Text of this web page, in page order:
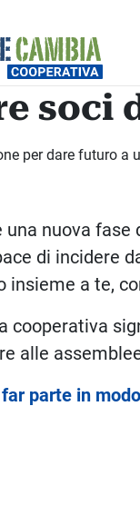
soci
per dare futuro
nuova fase
di incidere
insieme a te,
cooperativa
alle
parte in